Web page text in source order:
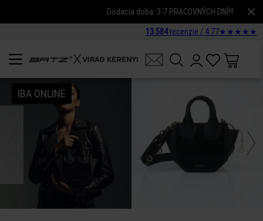
Dodacia doba: 3-7 PRACOVNÝCH DNÍ!!!
13.584recenzie / 4.77★ ★ ★ ★ ★
IBA ONLINE